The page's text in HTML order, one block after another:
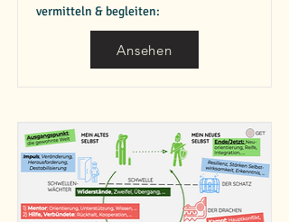
vermitteln & begleiten:
Ansehen